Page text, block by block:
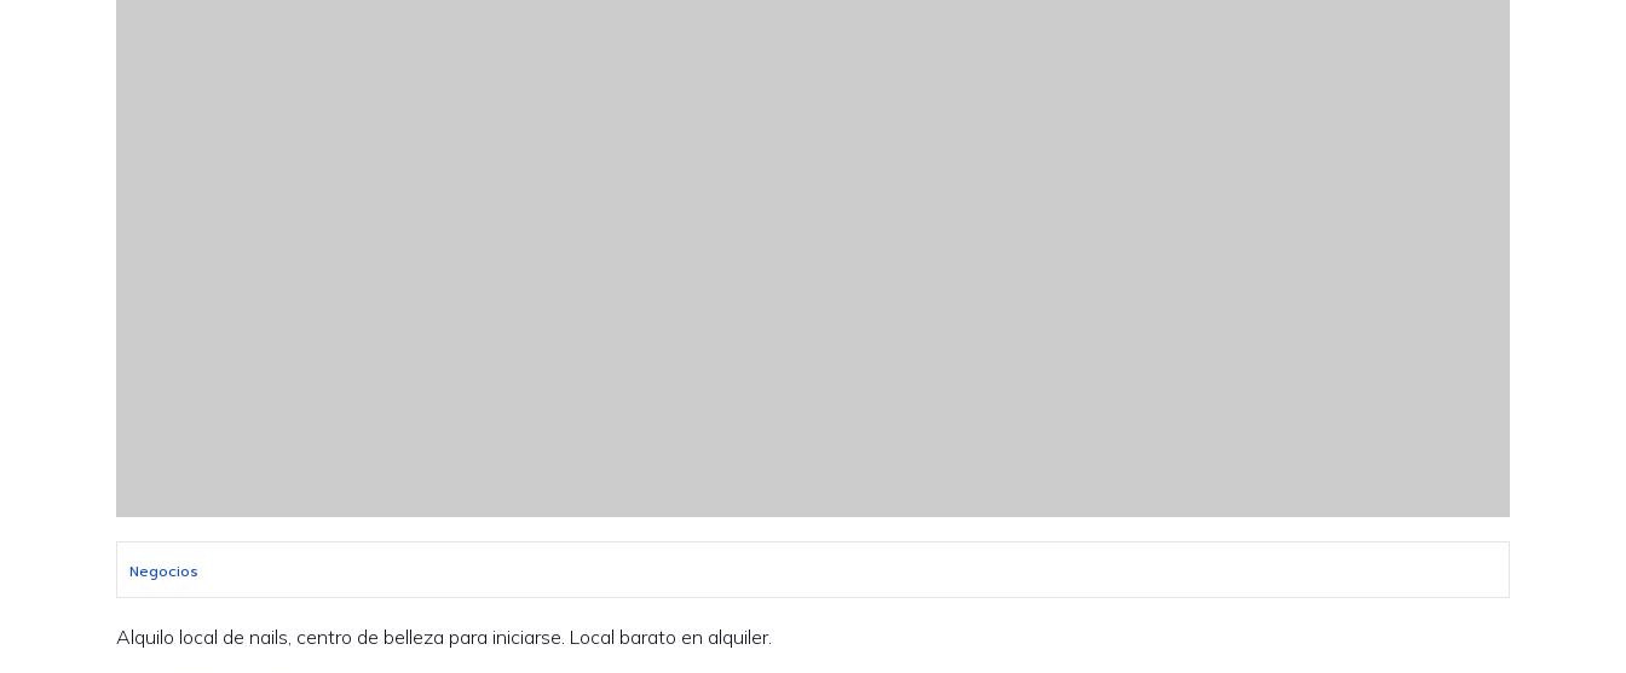
Negocios
Alquilo local de nails, centro de belleza para iniciarse. Local barato en alquiler.